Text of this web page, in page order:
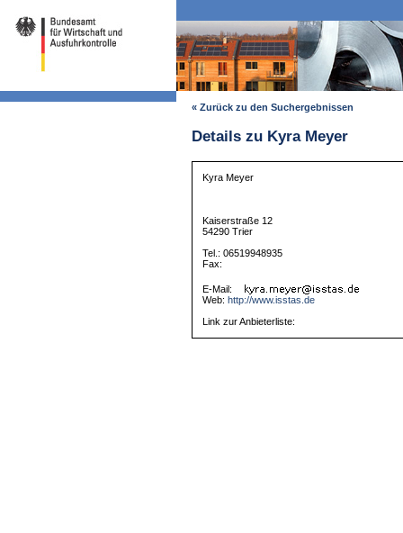
« Zurück zu den Suchergebnissen
Details zu Kyra Meyer
Kyra Meyer
Kaiserstraße 12
54290 Trier
Tel.: 06519948935
Fax:
E-Mail:
Web: http://www.isstas.de
Link zur Anbieterliste: